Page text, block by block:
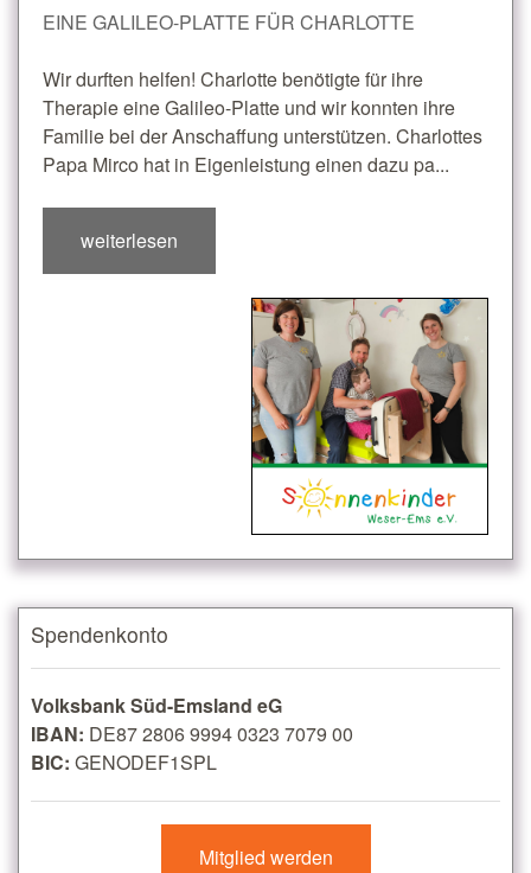
EINE GALILEO-PLATTE FÜR CHARLOTTE
Wir durften helfen! Charlotte benötigte für ihre
Therapie eine Galileo-Platte und wir konnten ihre
Familie bei der Anschaffung unterstützen. Charlottes
Papa Mirco hat in Eigenleistung einen dazu pa...
weiterlesen
Spendenkonto
Volksbank Süd-Emsland eG
IBAN: DE87 2806 9994 0323 7079 00
BIC: GENODEF1SPL
Mitglied werden